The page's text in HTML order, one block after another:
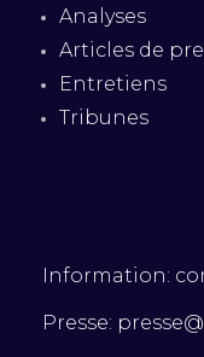
Analyses
Articles de
Entretiens
Tribunes
Information:
Presse: